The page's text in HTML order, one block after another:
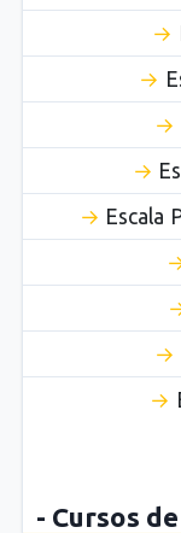
Escala
- Cursos